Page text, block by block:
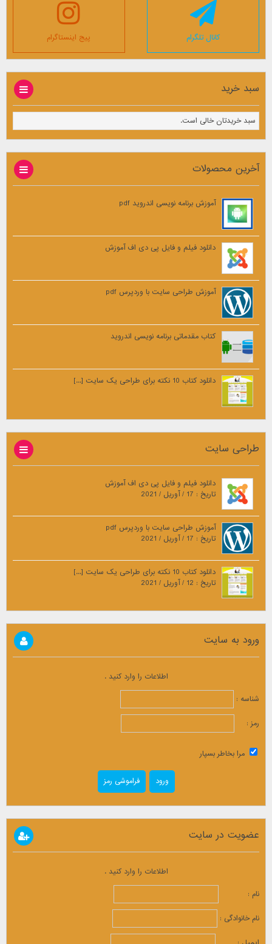
کانال تلگرام پیج اینستاگرام
سبد خرید
سبد خریدتان خالی است.
آخرین محصولات
آموزش برنامه نویسی اندروید pdf
دانلود فیلم و فایل پی دی اف آموزش
آموزش طراحی سایت با وردپرس pdf
کتاب مقدماتی برنامه نویسی اندروید
دانلود کتاب 10 نکته برای طراحی یک سایت [...]
طراحی سایت
دانلود فیلم و فایل پی دی اف آموزش
تاریخ : 17 / آوریل / 2021
آموزش طراحی سایت با وردپرس pdf
تاریخ : 17 / آوریل / 2021
دانلود کتاب 10 نکته برای طراحی یک سایت [...]
تاریخ : 12 / آوریل / 2021
ورود به سایت
اطلاعات را وارد کنید .
شناسه :
رمز :
مرا بخاطر بسپار
فراموشی رمز
عضویت در سایت
اطلاعات را وارد کنید .
نام :
نام خانوادگی :